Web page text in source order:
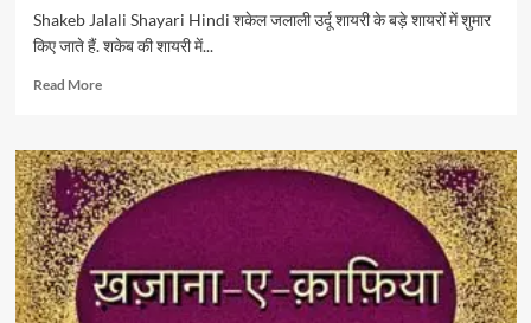
Shakeb Jalali Shayari Hindi शकेल जलाली उर्दू शायरी के बड़े शायरों में शुमार
किए जाते हैं. शकेब की शायरी में...
Read MoreRead
शकेब
जलाली
की
10
शानदार